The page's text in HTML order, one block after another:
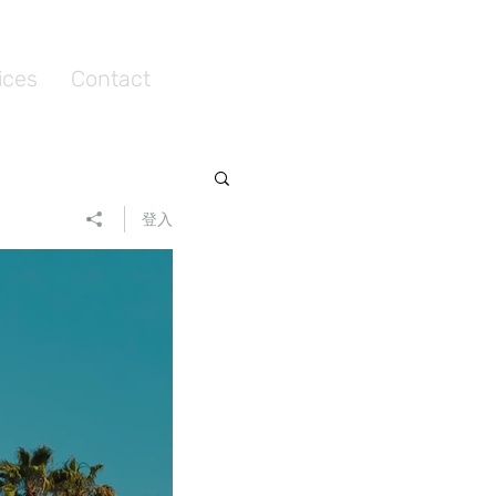
Contact
登入